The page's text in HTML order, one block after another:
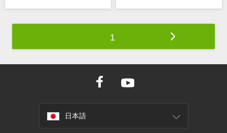
1
日本語